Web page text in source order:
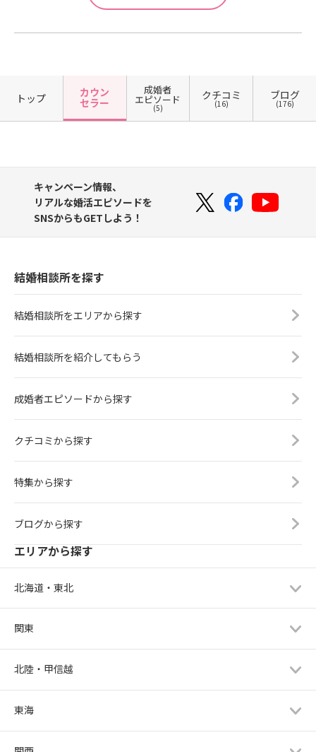
トップ カウン
セラー
成婚者
エピソード
(5)
クチコミ
(16)
ブログ
(176)
キャンペーン情報、
リアルな婚活エピソードを
SNSからもGETしよう！
結婚相談所を探す
結婚相談所をエリアから探す
結婚相談所を紹介してもらう
成婚者エピソードから探す
クチコミから探す
特集から探す
ブログから探す
エリアから探す
北海道・東北
関東
北陸・甲信越
東海